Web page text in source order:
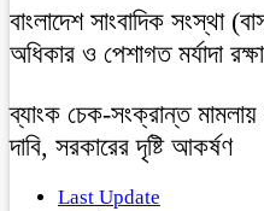
বাংলাদেশ সাংবাদিক সংস্থা
অধিকার ও পেশাগত মর্যাদা
ব্যাংক চেক-সংক্রান্ত
দাবি, সরকারের দৃষ্টি আকর্ষণ
Last Update